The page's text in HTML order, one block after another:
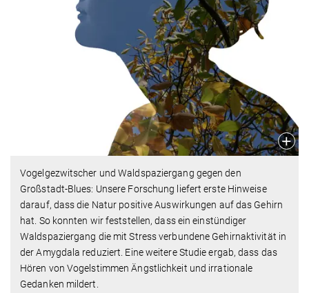
Vogelgezwitscher und Waldspaziergang gegen den
Großstadt-Blues: Unsere Forschung liefert erste Hinweise
darauf, dass die Natur positive Auswirkungen auf das Gehirn
hat. So konnten wir feststellen, dass ein einstündiger
Waldspaziergang die mit Stress verbundene Gehirnaktivität in
der Amygdala reduziert. Eine weitere Studie ergab, dass das
Hören von Vogelstimmen Ängstlichkeit und irrationale
Gedanken mildert.